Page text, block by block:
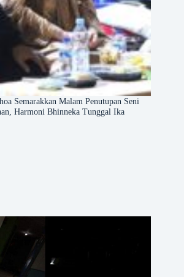
Semarakkan Malam Penutupan Seni
Harmoni Bhinneka Tunggal Ika